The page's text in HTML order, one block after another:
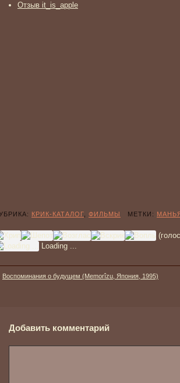
Отзыв it_is_apple
КРИК-КАТАЛОГ ФИЛЬМЫ МЕТКИ:
Loading ...
Воспоминания о будущем (Memorîzu, Япония, 1995)
Добавить комментарий